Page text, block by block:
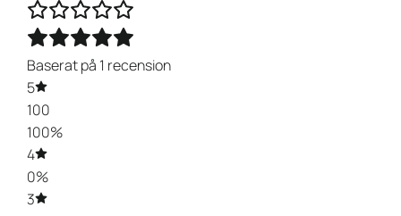
Baserat på 1 recension
5
100
100%
4
0%
3